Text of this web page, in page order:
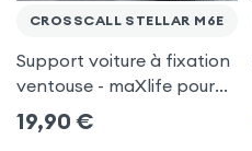
CROSSCALL STELLAR M6E
Support voiture à fixation
ventouse - maXlife pour
Crosscall Stellar M6E
19,90 €